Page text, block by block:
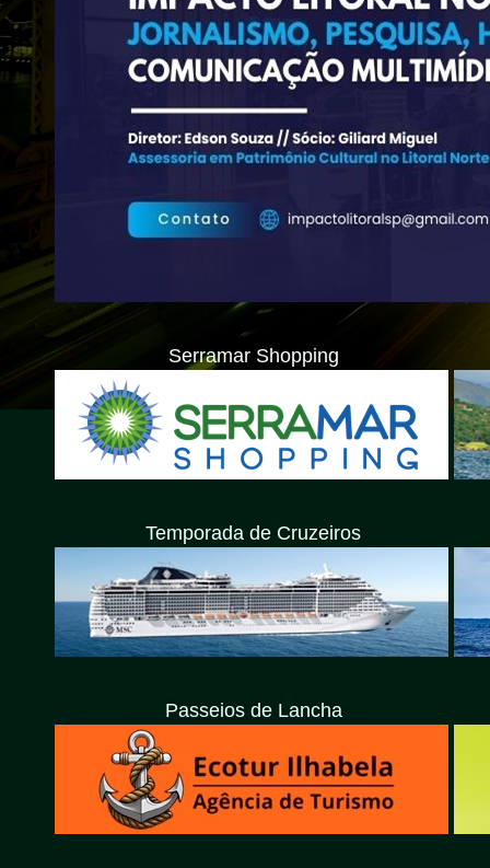
Serramar Shopping
Temporada de Cruzeiros
Passeios de Lancha